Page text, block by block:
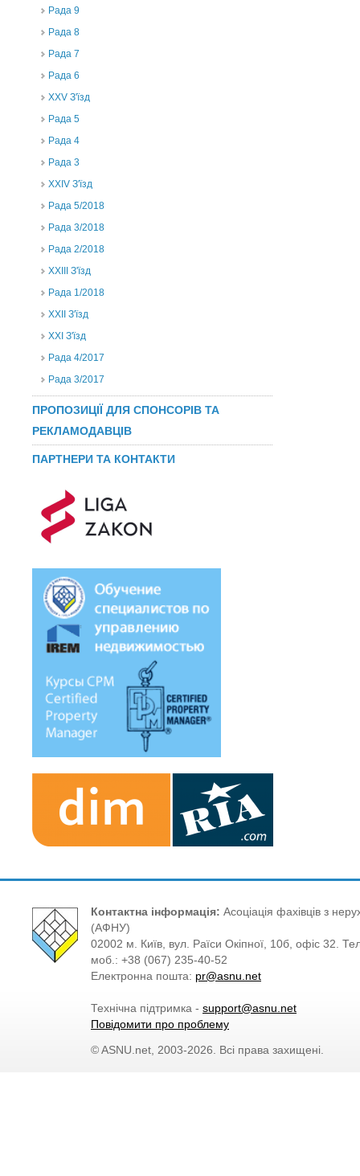
Рада 9
Рада 8
Рада 7
Рада 6
XXV З'їзд
Рада 5
Рада 4
Рада 3
ХХIV З'їзд
Рада 5/2018
Рада 3/2018
Рада 2/2018
XXIII З'їзд
Рада 1/2018
ХХІІ З'їзд
XXI З'їзд
Рада 4/2017
Рада 3/2017
ПРОПОЗИЦІЇ ДЛЯ СПОНСОРІВ ТА
РЕКЛАМОДАВЦІВ
ПАРТНЕРИ ТА КОНТАКТИ
Контактна інформація: Асоціація фахівців з
(АФНУ)
02002 м. Київ, вул. Раїси Окіпної, 10б, офіс 32.
моб.: +38 (067) 235-40-52
Електронна пошта: pr@asnu.net
Технічна підтримка - support@asnu.net
Повідомити про проблему
© ASNU.net, 2003-2026. Всі права захищені.